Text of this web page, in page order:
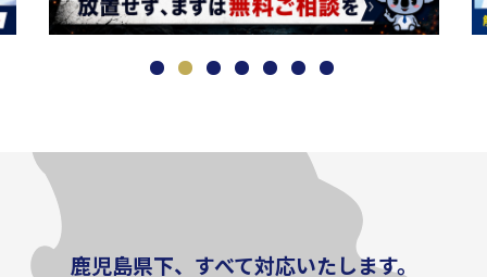
鹿児島県下、すべて対応いたします。